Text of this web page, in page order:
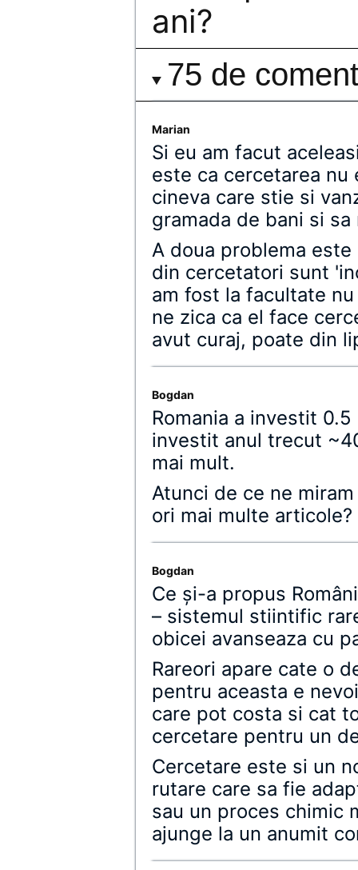
ani?
75 de
Marian
Si eu am facut
este ca cercetarea nu
cineva care stie si
gramada de bani si
A doua problema
din cercetatori sunt
am fost la facultate
ne zica ca el face
avut curaj, poate din
Bogdan
Romania a investit
investit anul trecut
mai mult.
Atunci de ce ne
ori mai multe articole?
Bogdan
Ce şi-a propus
– sistemul stiintific
obicei avanseaza cu
Rareori apare cate o
pentru aceasta e
care pot costa si cat
cercetare pentru un
Cercetare este si un
rutare care sa fie
sau un proces chimic
ajunge la un anumit